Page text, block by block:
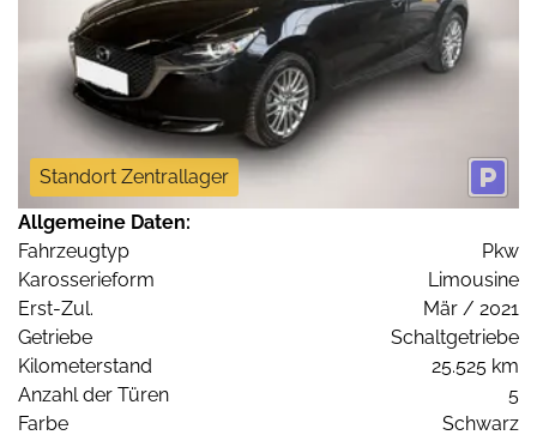
Standort Zentrallager
Allgemeine Daten:
Fahrzeugtyp
Pkw
Karosserieform
Limousine
Erst-Zul.
Mär / 2021
Getriebe
Schaltgetriebe
Kilometerstand
25.525 km
Anzahl der Türen
5
Farbe
Schwarz